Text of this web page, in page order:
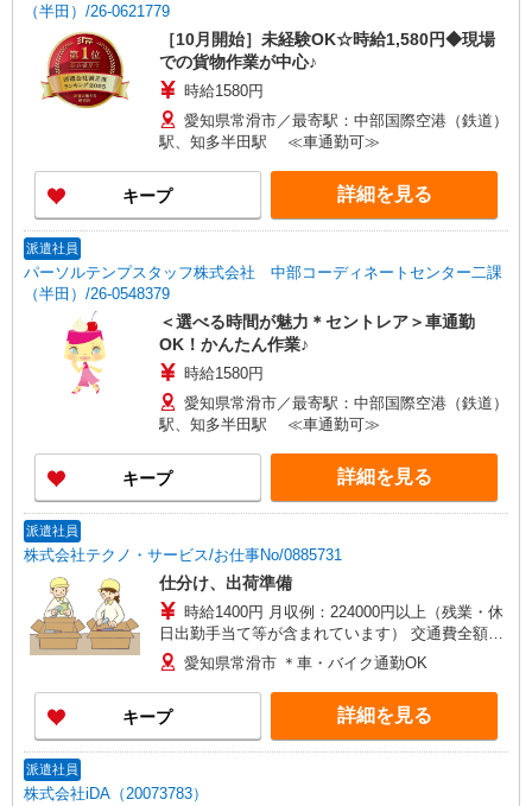
（半田）/26-0621779
［10月開始］未経験OK☆時給1,580円◆現場
での貨物作業が中心♪
時給1580円
愛知県常滑市／最寄駅：中部国際空港（鉄道）
駅、知多半田駅 ≪車通勤可≫
キープ 詳細を見る
派遣社員
パーソルテンプスタッフ株式会社 中部コーディネートセンター二課
（半田）/26-0548379
＜選べる時間が魅力＊セントレア＞車通勤
OK！かんたん作業♪
時給1580円
愛知県常滑市／最寄駅：中部国際空港（鉄道）
駅、知多半田駅 ≪車通勤可≫
キープ 詳細を見る
派遣社員
株式会社テクノ・サービス/お仕事No/0885731
仕分け、出荷準備
時給1400円 月収例：224000円以上（残業・休
日出勤手当て等が含まれています） 交通費全額支
給 愛知県常滑市 ＊車・バイク通勤OK
キープ 詳細を見る
派遣社員
株式会社iDA（20073783）